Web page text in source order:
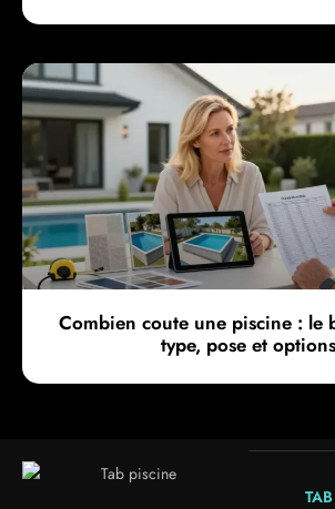
Combien coute une piscine : le
type, pose et options
TAB